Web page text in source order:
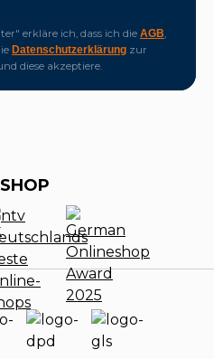
erkläre ich, dass ich die AGB
Datenschutzerklärung zur
diese akzeptiere.